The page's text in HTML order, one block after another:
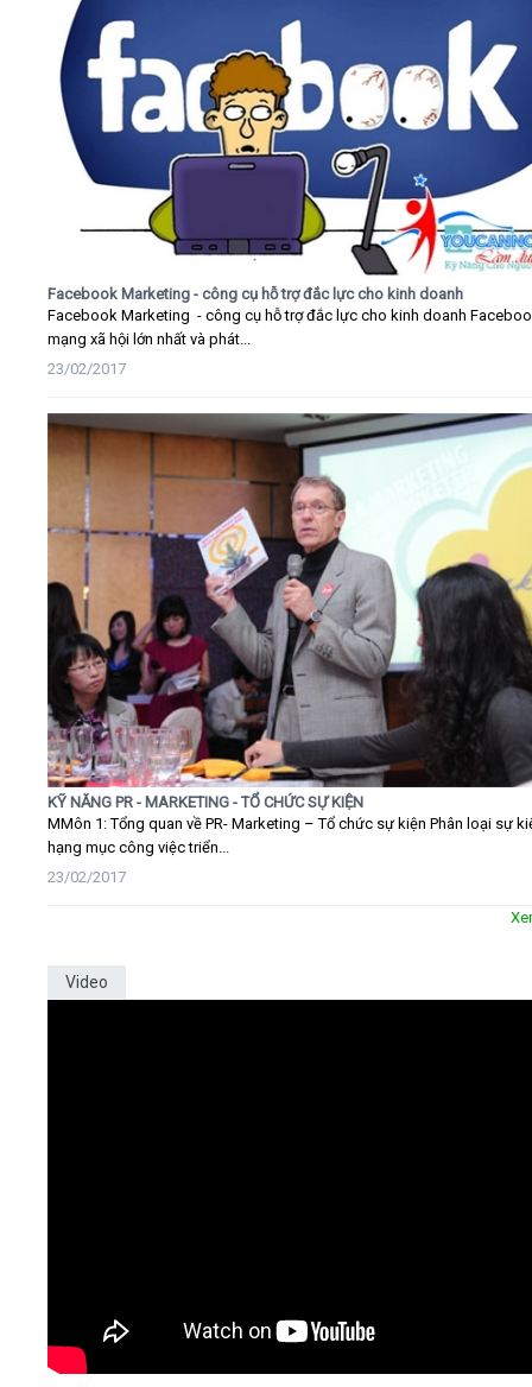
Facebook Marketing - công cụ hỗ trợ đắc lực cho kinh doanh
Facebook Marketing - công cụ hỗ trợ đắc lực cho kinh doanh
mạng xã hội lớn nhất và phát...
23/02/2017
KỸ NĂNG PR - MARKETING - TỔ CHỨC SỰ KIỆN
MMôn 1: Tổng quan về PR- Marketing – Tổ chức sự kiện Phân loại sự
hạng mục công việc triển...
23/02/2017
Video